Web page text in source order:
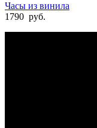
Часы из винила
1790 руб.